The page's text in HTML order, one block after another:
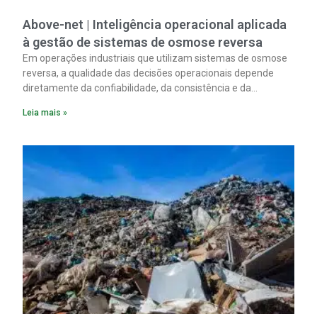
Above-net | Inteligência operacional aplicada
à gestão de sistemas de osmose reversa
Em operações industriais que utilizam sistemas de osmose
reversa, a qualidade das decisões operacionais depende
diretamente da confiabilidade, da consistência e da
Leia mais »